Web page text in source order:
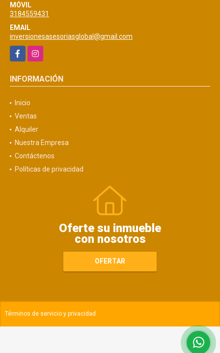
MÓVIL
3184559431
EMAIL
inversionesasesoriasglobal@gmail.com
FacebookInstagram
INFORMACIÓN
Inicio
Ventas
Alquiler
Nuestra Empresa
Contáctenos
Políticas de privacidad
Oferte su inmueble
con nosotros
OFERTAR
Términos de servicio y privacidad